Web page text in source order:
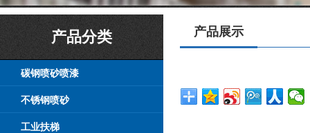
产品分类
碳钢喷砂喷漆
不锈钢喷砂
工业扶梯
产品展示